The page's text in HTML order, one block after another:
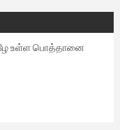
உள்ள பொத்தானை